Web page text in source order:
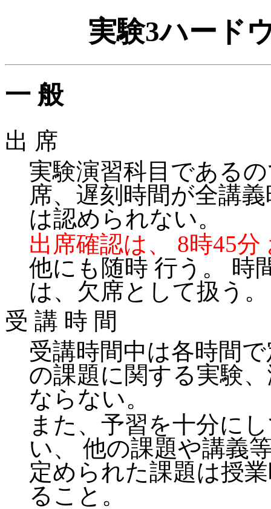
実験3ハード
一 般
出 席
実験演習科目である
席、遅刻時間が全講
は認められない。
出席確認は、 8時45
他にも随時 行う。 時
は、欠席として扱う。
受 講 時 間
受講時間中は各時間
の課題に関する実験
ならない。
また、予習を十分に
い、 他の課題や講義
定められた課題は授
ること。